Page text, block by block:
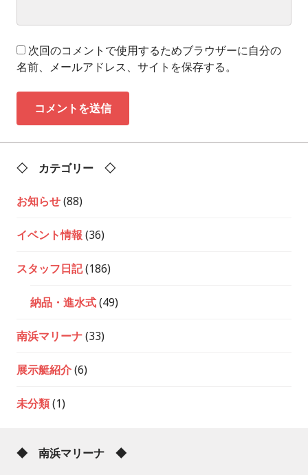
次回のコメントで使用するためブラウザーに自分の
名前、メールアドレス、サイトを保存する。
◇ カテゴリー ◇
お知らせ(88)
イベント情報 (36)
スタッフ日記(186)
納品・進水式(49)
南浜マリーナ(33)
展示艇紹介(6)
未分類(1)
◆ 南浜マリーナ ◆